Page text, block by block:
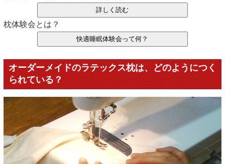
枕体験会とは？
オーダーメイドのラテックス枕は、どのようにつく
られている？